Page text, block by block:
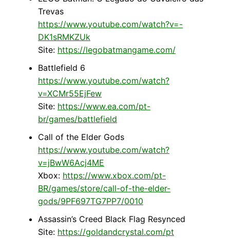
Trevas
https://www.youtube.com/watch?v=-
DK1sRMKZUk
Site: https://legobatmangame.com/
Battlefield 6
https://www.youtube.com/watch?
v=XCMr55EjFew
Site: https://www.ea.com/pt-
br/games/battlefield
Call of the Elder Gods
https://www.youtube.com/watch?
v=jBwW6Acj4ME
Xbox: https://www.xbox.com/pt-
BR/games/store/call-of-the-elder-
gods/9PF697TG7PP7/0010
Assassin’s Creed Black Flag Resynced
Site: https://goldandcrystal.com/pt